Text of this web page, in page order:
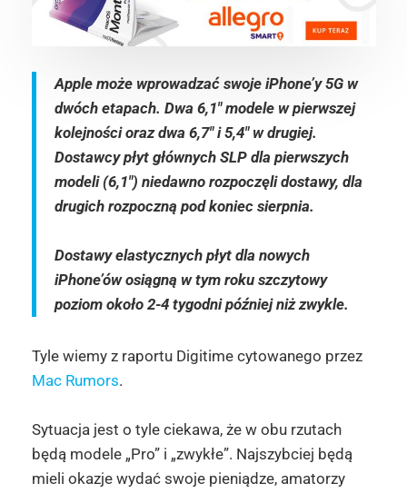
Apple może wprowadzać swoje iPhone’y 5G w
dwóch etapach. Dwa 6,1″ modele w pierwszej
kolejności oraz dwa 6,7″ i 5,4″ w drugiej.
Dostawcy płyt głównych SLP dla pierwszych
modeli (6,1″) niedawno rozpoczęli dostawy, dla
drugich rozpoczną pod koniec sierpnia.
Dostawy elastycznych płyt dla nowych
iPhone’ów osiągną w tym roku szczytowy
poziom około 2-4 tygodni później niż zwykle.
Tyle wiemy z raportu Digitime cytowanego przez
Mac Rumors.
Sytuacja jest o tyle ciekawa, że w obu rzutach
będą modele „Pro” i „zwykłe”. Najszybciej będą
mieli okazje wydać swoje pieniądze, amatorzy